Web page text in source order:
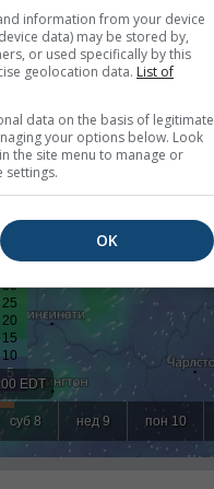
information from your device
data) may be stored by,
or used specifically by this
geolocation data. List of
data on the basis of legitimate
your options below. Look
the site menu to manage or
settings.
OK